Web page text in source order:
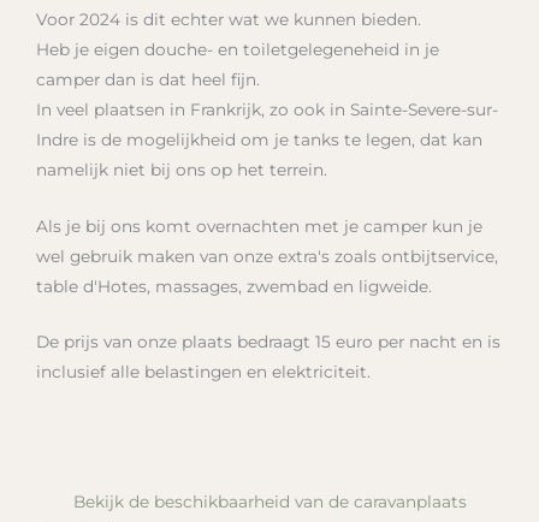
Voor 2024 is dit echter wat we kunnen bieden.
Heb je eigen douche- en toiletgelegeneheid in je
camper dan is dat heel fijn.
In veel plaatsen in Frankrijk, zo ook in Sainte-Severe-sur-
Indre is de mogelijkheid om je tanks te legen, dat kan
namelijk niet bij ons op het terrein.
Als je bij ons komt overnachten met je camper kun je
wel gebruik maken van onze extra's zoals ontbijtservice,
table d'Hotes, massages, zwembad en ligweide.
De prijs van onze plaats bedraagt 15 euro per nacht en is
inclusief alle belastingen en elektriciteit.
Bekijk de beschikbaarheid van de caravanplaats